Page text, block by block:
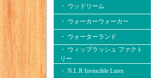
・ ウッドリーム
・ ウォーカーウォーカー
・ ウォーターランド
・ ウィップラッシュ ファクト
リー
・ N.L.R Invincible Lures